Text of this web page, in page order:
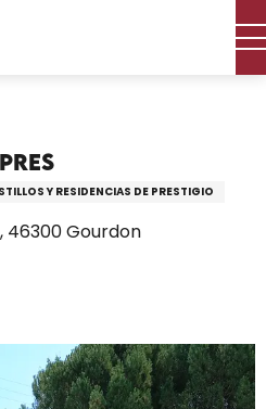
Y RESIDENCIAS DE PRESTIGIO
46300 Gourdon
favoris